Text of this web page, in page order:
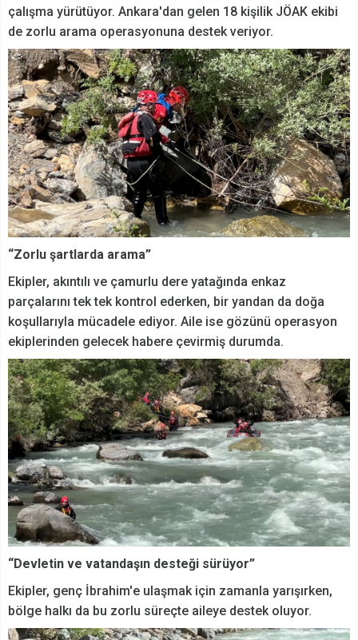
çalışma yürütüyor. Ankara'dan gelen 18 kişilik JÖAK ekibi
de zorlu arama operasyonuna destek veriyor.
“Zorlu şartlarda arama”
Ekipler, akıntılı ve çamurlu dere yatağında enkaz
parçalarını tek tek kontrol ederken, bir yandan da doğa
koşullarıyla mücadele ediyor. Aile ise gözünü operasyon
ekiplerinden gelecek habere çevirmiş durumda.
“Devletin ve vatandaşın desteği sürüyor”
Ekipler, genç İbrahim'e ulaşmak için zamanla yarışırken,
bölge halkı da bu zorlu süreçte aileye destek oluyor.